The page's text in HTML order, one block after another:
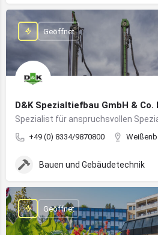
D&K Spezialtiefbau GmbH & Co.
+49 (0) 8334/9870800
Geöffnet
Bauen und Gebäudetechnik
Geöffnet